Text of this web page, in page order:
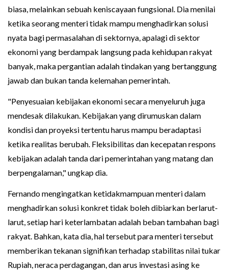
biasa, melainkan sebuah keniscayaan fungsional. Dia menilai
ketika seorang menteri tidak mampu menghadirkan solusi
nyata bagi permasalahan di sektornya, apalagi di sektor
ekonomi yang berdampak langsung pada kehidupan rakyat
banyak, maka pergantian adalah tindakan yang bertanggung
jawab dan bukan tanda kelemahan pemerintah.
"Penyesuaian kebijakan ekonomi secara menyeluruh juga
mendesak dilakukan. Kebijakan yang dirumuskan dalam
kondisi dan proyeksi tertentu harus mampu beradaptasi
ketika realitas berubah. Fleksibilitas dan kecepatan respons
kebijakan adalah tanda dari pemerintahan yang matang dan
berpengalaman," ungkap dia.
Fernando mengingatkan ketidakmampuan menteri dalam
menghadirkan solusi konkret tidak boleh dibiarkan berlarut-
larut, setiap hari keterlambatan adalah beban tambahan bagi
rakyat. Bahkan, kata dia, hal tersebut para menteri tersebut
memberikan tekanan signifikan terhadap stabilitas nilai tukar
Rupiah, neraca perdagangan, dan arus investasi asing ke